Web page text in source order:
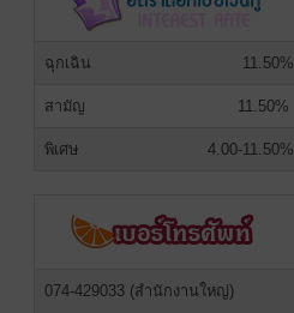
ฉุกเฉิน 11.50%
สามัญ 11.50%
พิเศษ 4.00-11.50%
074-429033 (สำนักงานใหญ่)